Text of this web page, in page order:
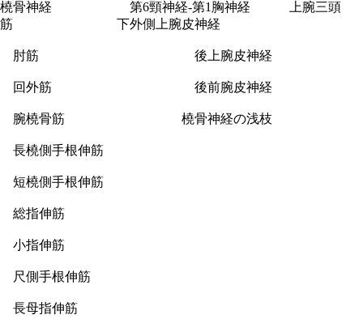
橈骨神経 第6頸神経-第1胸神経 上腕三頭
筋 下外側上腕皮神経
肘筋 後上腕皮神経
回外筋 後前腕皮神経
腕橈骨筋 橈骨神経の浅枝
長橈側手根伸筋
短橈側手根伸筋
総指伸筋
小指伸筋
尺側手根伸筋
長母指伸筋